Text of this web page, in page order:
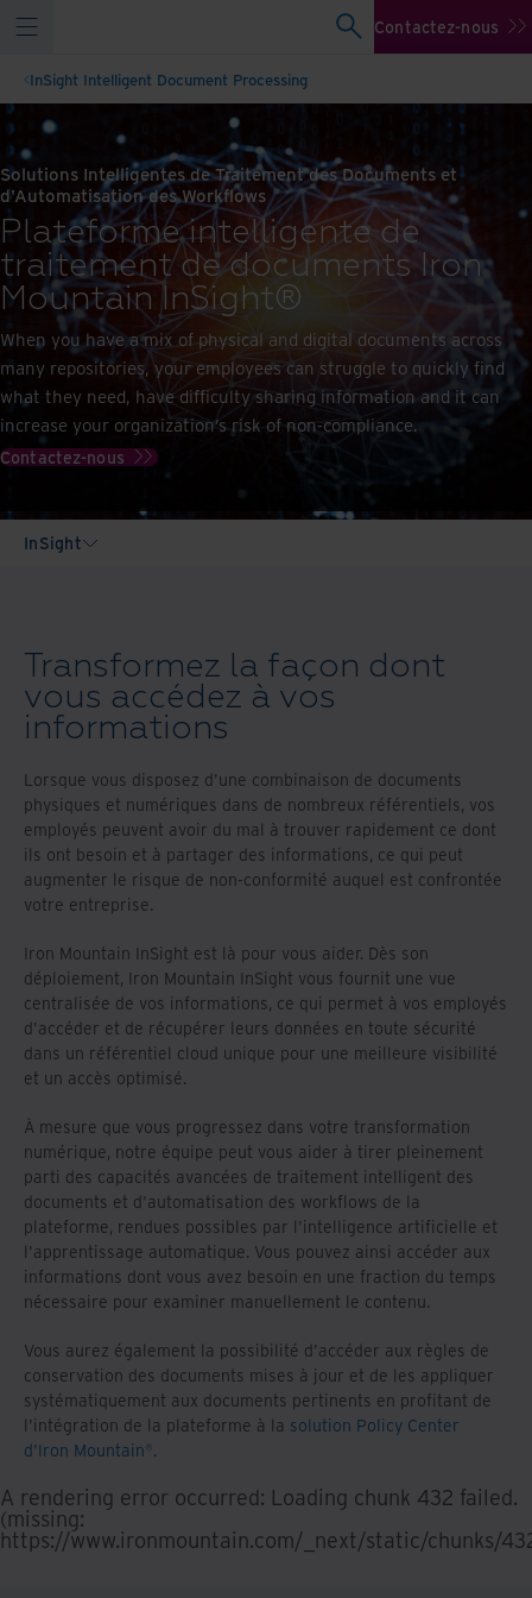
Contactez-nous
InSight Intelligent Document Processing
Solutions Intelligentes de Traitement des Documents et
d'Automatisation des Workflows
Plateforme intelligente de
traitement de documents Iron
Mountain InSight®
When you have a mix of physical and digital documents across
many repositories, your employees can struggle to quickly find
what they need, have difficulty sharing information and it can
increase your organization’s risk of non-compliance.
Contactez-nous
InSight
Transformez la façon dont
vous accédez à vos
informations
Lorsque vous disposez d'une combinaison de documents
physiques et numériques dans de nombreux référentiels, vos
employés peuvent avoir du mal à trouver rapidement ce dont
ils ont besoin et à partager des informations, ce qui peut
augmenter le risque de non-conformité auquel est confrontée
votre entreprise.
Iron Mountain InSight est là pour vous aider. Dès son
déploiement, Iron Mountain InSight vous fournit une vue
centralisée de vos informations, ce qui permet à vos employés
d'accéder et de récupérer leurs données en toute sécurité
dans un référentiel cloud unique pour une meilleure visibilité
et un accès optimisé.
À mesure que vous progressez dans votre transformation
numérique, notre équipe peut vous aider à tirer pleinement
parti des capacités avancées de traitement intelligent des
documents et d'automatisation des workflows de la
plateforme, rendues possibles par l'intelligence artificielle et
l'apprentissage automatique. Vous pouvez ainsi accéder aux
informations dont vous avez besoin en une fraction du temps
nécessaire pour examiner manuellement le contenu.
Vous aurez également la possibilité d'accéder aux règles de
conservation des documents mises à jour et de les appliquer
systématiquement aux documents pertinents en profitant de
l'intégration de la plateforme à la solution Policy Center
d'Iron Mountain®.
A rendering error occurred: Loading chunk 432 failed.
(missing:
https://www.ironmountain.com/_next/static/chunks/